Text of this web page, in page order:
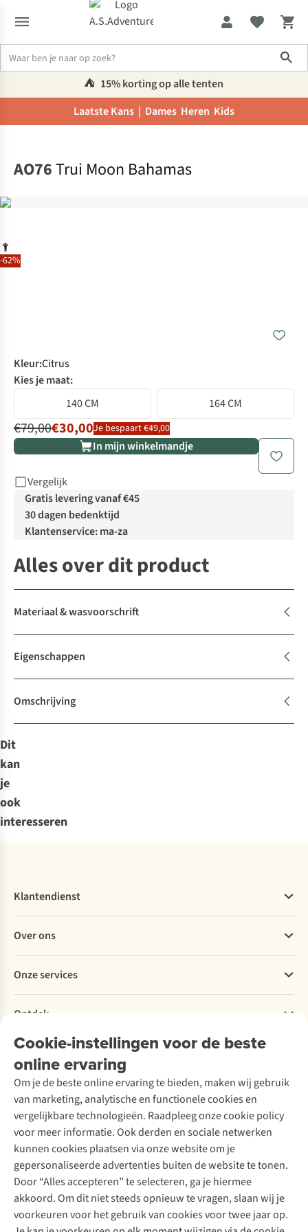
⛺️ 15% korting op alle tenten
Laatste Kans | Dames Heren Kids
-62%
AO76Trui Moon Bahamas
Kleur:Citrus
Kies je maat:
140 CM
164 CM
€79,00€30,00Je bespaart €49,00
In mijn winkelmandje
Vergelijk
Gratis levering vanaf €45
30 dagen bedenktijd
Klantenservice: ma-za
Alles over dit product
Materiaal & wasvoorschrift
Eigenschappen
Omschrijving
Dit
kan
je
ook
interesseren
Cookie-instellingen voor de beste
online ervaring
Om je de beste online ervaring te bieden, maken wij gebruik
van marketing, analytische en functionele cookies en
vergelijkbare technologieën. Raadpleeg onze cookie policy
voor meer informatie. Ook derden en sociale netwerken
kunnen cookies plaatsen via onze website om je
gepersonaliseerde advertenties buiten de website te tonen.
Door “Alles accepteren” te selecteren, ga je hiermee
akkoord. Om dit niet steeds opnieuw te vragen, slaan wij je
voorkeuren voor het gebruik van cookies voor twee jaar op.
Klantendienst
Bestellen
Betalen
Levering
Retourneren
Bestelling herroepen
Garantie
Contact
Over ons
Explore More
Verantwoord ondernemen
Over Ayacucho
Onze winkels
Over A.S.Adventure
Toegankelijkheidsverklaring
Onze services
Ski-onderhoud
Wasservice
Schoenonderhoud
Schoenherstelling
Kledingherstelling
Retouches
Voor bedrijven
Ontdek
A.S.Magazine
Podcast
Explore Academy
Explore Camp
Gear Check
Inspiratie & advies
Meld je aan voor de nieuwsbrief
Follow us